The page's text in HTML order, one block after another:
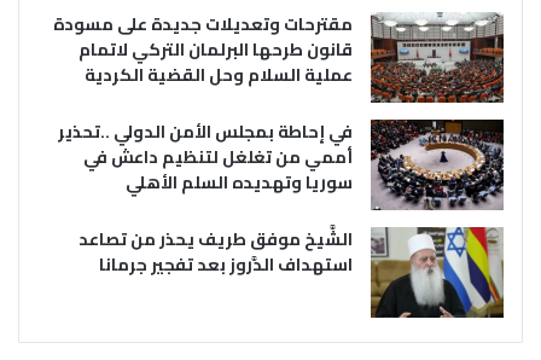
مقترحات وتعديلات جديدة على مسودة
قانون طرحها البرلمان التركي لاتمام
عملية السلام وحل القضية الكردية
في إحاطة بمجلس الأمن الدولي ..تحذير
أممي من تغلغل لتنظيم داعش في
سوريا وتهديده السلم الأهلي
الشَّيخ موفق طريف يحذر من تصاعد
استهداف الدَّروز بعد تفجير جرمانا